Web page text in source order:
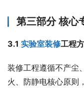
第三部分 核心
3.1 实验室装修工程
装修工程遵循不产尘
火、防静电核心原则